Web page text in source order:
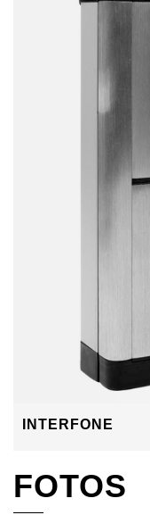
INTERFONE
FOTOS